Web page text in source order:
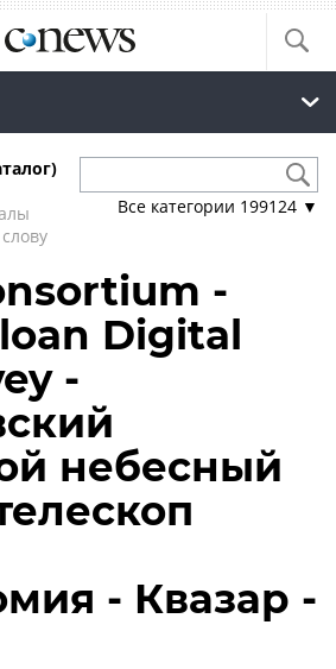
Все категории 199124 ▼
-
Digital
-
небесный
- Квазар -